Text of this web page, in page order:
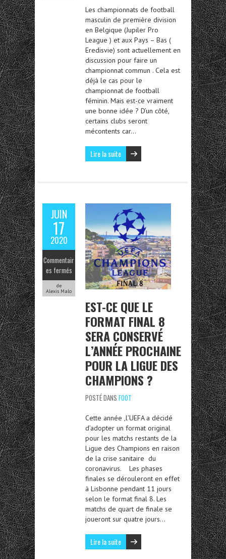
Les championnats de football
masculin de première division
en Belgique (Jupiler Pro
League ) et aux Pays – Bas (
Eredisvie) sont actuellement en
discussion pour faire un
championnat commun . Cela est
déjà le cas pour le
championnat de football
féminin. Mais est-ce vraiment
une bonne idée ? D’un côté,
certains clubs seront
mécontents car…
Lire la suite
JUIN
17
2020
Commentair
es fermés
de
Alexis Malo
EST-CE QUE LE
FORMAT FINAL 8
SERA CONSERVÉ
L’ANNÉE PROCHAINE
POUR LA LIGUE DES
CHAMPIONS ?
POSTÉ DANS FOOT
Cette année ,l’UEFA a décidé
d’adopter un format original
pour les matchs restants de la
Ligue des Champions en raison
de la crise sanitaire du
coronavirus. Les phases
finales se dérouleront en effet
à Lisbonne pendant 11 jours
selon le format final 8. Les
matchs de quart de finale se
joueront sur quatre jours…
Lire la suite